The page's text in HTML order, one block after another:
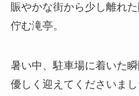
賑やかな街から少し離れ
佇む滝亭。
暑い中、駐車場に着いた
優しく迎えてくださいまし